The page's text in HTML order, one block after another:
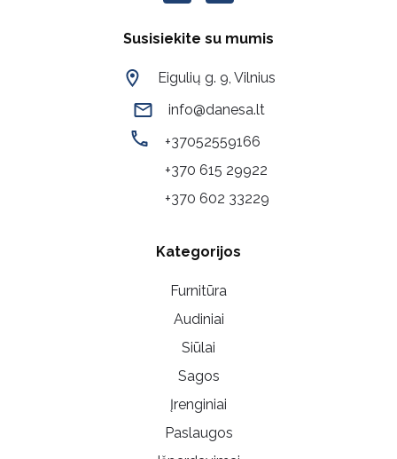
Susisiekite su mumis
Eigulių g. 9, Vilnius
info@danesa.lt
+37052559166
+370 615 29922
+370 602 33229
Kategorijos
Furnitūra
Audiniai
Siūlai
Sagos
Įrenginiai
Paslaugos